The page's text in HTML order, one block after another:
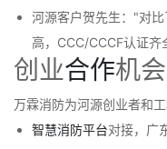
河源客户贺先生："对
高，CCC/CCCF认证
创业合作机会
万霖消防为河源创业者和
智慧消防平台对接，广